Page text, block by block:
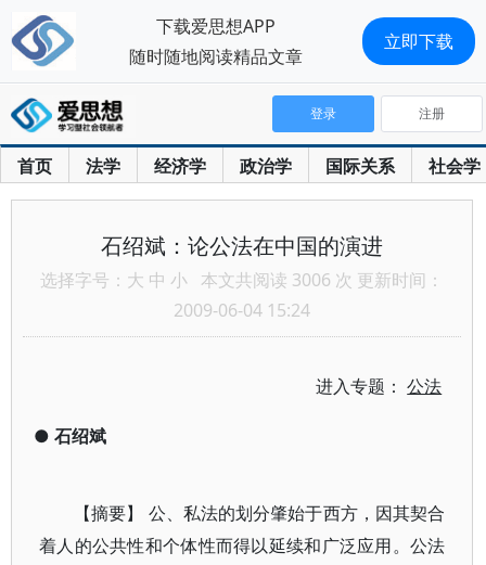
首页 法学 经济学 政治学 国际关系 社会学
登录 注册
石绍斌：论公法在中国的演进
选择字号： 大 中 小 本文共阅读 3006 次 更新时间：
2009-06-04 15:24
进入专题：公法
● 石绍斌
【摘要】 公、私法的划分肇始于西方，因其契合
着人的公共性和个体性而得以延续和广泛应用。公法
下载爱思想APP
随时随地阅读精品文章
立即下载